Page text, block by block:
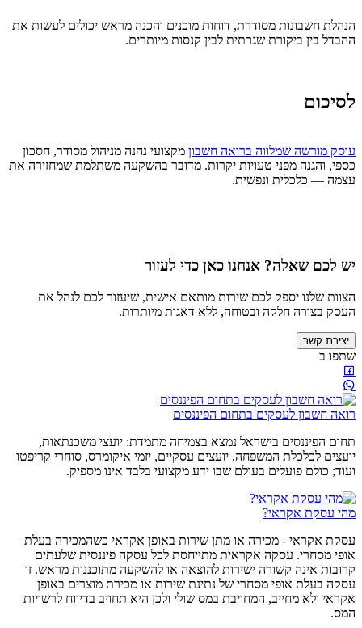
הנהלת חשבונות מסודרת, דוחות מוכנים והכנה מראש יכולים לעשות את
ההבדל בין ביקורת שגרתית לבין קנסות מיותרים.
לסיכום
עוסק מורשה שמלווה ברואה חשבון מקצועי נהנה מניהול מסודר, חסכון
כספי, והגנה מפני טעויות יקרות. מדובר בהשקעה משתלמת שמחזירה את
עצמה — כלכלית ונפשית.
יש לכם שאלה? אנחנו כאן כדי לעזור
הצוות שלנו יספק לכם שירות מותאם אישית, שיעזור לכם לנהל את
העסק בצורה חלקה ובטוחה, ללא דאגות מיותרות.
יצירת קשר
שתפו ב
רואה חשבון לעסקים בתחום הפיננסים
תחום הפיננסים בישראל נמצא בצמיחה מתמדת: יועצי משכנתאות,
יועצים לכלכלת המשפחה, יועצים עסקיים, יזמי איקומרס, סוחרי קריפטו
ועוד; כולם פועלים בעולם שבו ידע מקצועי בלבד אינו מספיק.
מהי עסקת אקראי?
עסקת אקראי - מכירה או מתן שירות באופן אקראי כשהמכירה בעלת
אופי מסחרי. עסקה אקראית מתייחסת לכל עסקה פיננסית שלעתים
קרובות אינה קשורה ישירות להוצאה או להשקעה מתוכננות מראש. זו
עסקה בעלת אופי מסחרי של נתינת שירות או מכירת מוצרים באופן
אקראי ולא מחייב, המחויבת במס שולי ולכן היא תחויב בדיווח לרשויות
המס.